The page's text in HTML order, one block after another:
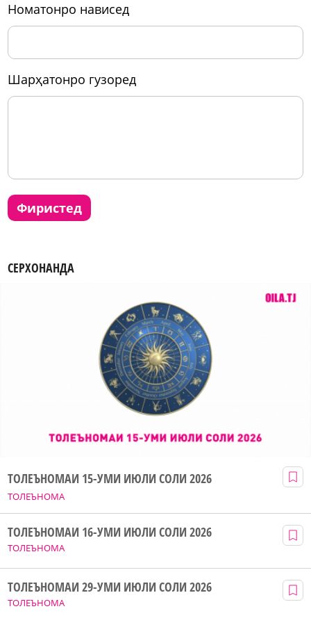
номатонро нависед
шарҳатонро гузоред
фиристед
СЕРХОНАНДА
ТОЛЕЪНОМА
ТОЛЕЪНОМАИ 15-УМИ ИЮЛИ СОЛИ 2026
ТОЛЕЪНОМА
ТОЛЕЪНОМАИ 16-УМИ ИЮЛИ СОЛИ 2026
ТОЛЕЪНОМА
ТОЛЕЪНОМАИ 29-УМИ ИЮЛИ СОЛИ 2026